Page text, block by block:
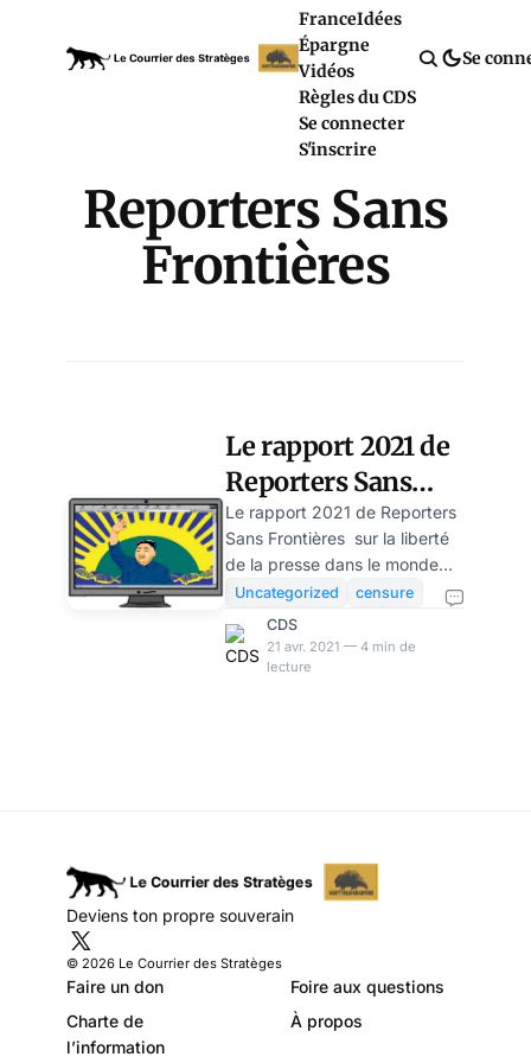
FranceIdées
Épargne
Vidéos
Règles du CDS
Se connecter
S'inscrire
Se
Reporters Sans
Frontières
Le rapport 2021 de
Reporters Sans
Frontières sur la
liberté de la presse:
incomplet mais
instructif
Le rapport 2021 de Reporters
Sans Frontières sur la liberté
de la presse dans le monde
était attendu, pour faire un
bilan après une année de
contraintes sanitaires dans les
différents pays du monde.
presse. RSF repère bien,
également, un recul généralisé
de la liberté de la presse, y
compris dans le
Uncategorized
censure
CDS
21 avr. 2021 — 4 min de
lecture
Deviens ton propre souverain
© 2026 Le Courrier des Stratèges
Faire un don
Foire aux questions
Charte de
l’information
À propos